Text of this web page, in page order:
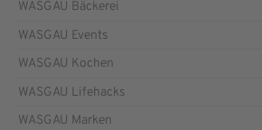
WASGAU Bäckerei
WASGAU Events
WASGAU Kochen
WASGAU Lifehacks
WASGAU Marken